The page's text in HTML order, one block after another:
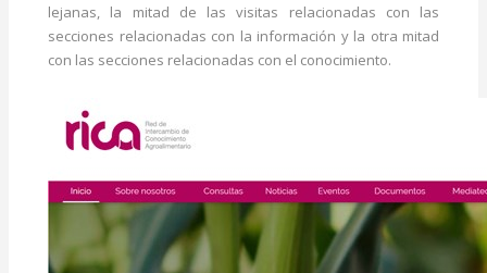
lejanas, la mitad de las visitas relacionadas con las
secciones relacionadas con la información y la otra mitad
con las secciones relacionadas con el conocimiento.